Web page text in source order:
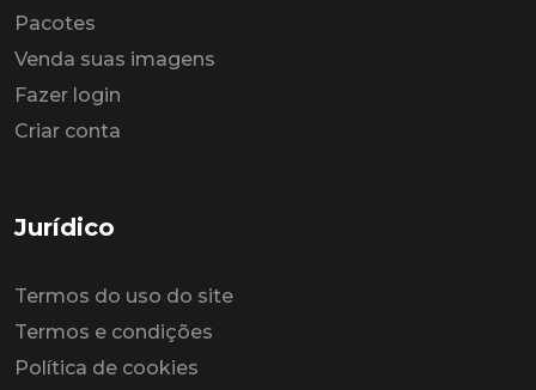
Pacotes
Venda suas imagens
Fazer login
Criar conta
Jurídico
Termos do uso do site
Termos e condições
Política de cookies